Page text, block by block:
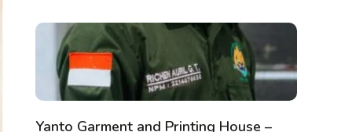
Yanto Garment and Printing House –